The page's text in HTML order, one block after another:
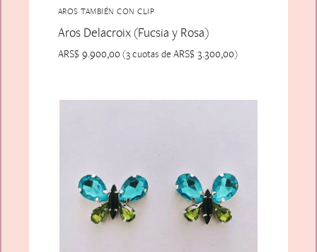
AROS TAMBIÉN CON CLIP
Aros Delacroix (Fucsia y Rosa)
ARS$9.900,00 (3 cuotas de ARS$3.300,00)